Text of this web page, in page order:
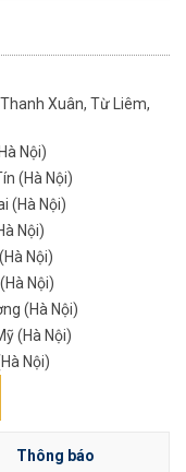
Xuân, Từ Liêm,
Nội)
(Hà Nội)
(Hà Nội)
Nội)
Nội)
Nội)
(Hà Nội)
(Hà Nội)
Nội)
Thông báo